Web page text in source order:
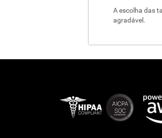
A escolha das
agradável.